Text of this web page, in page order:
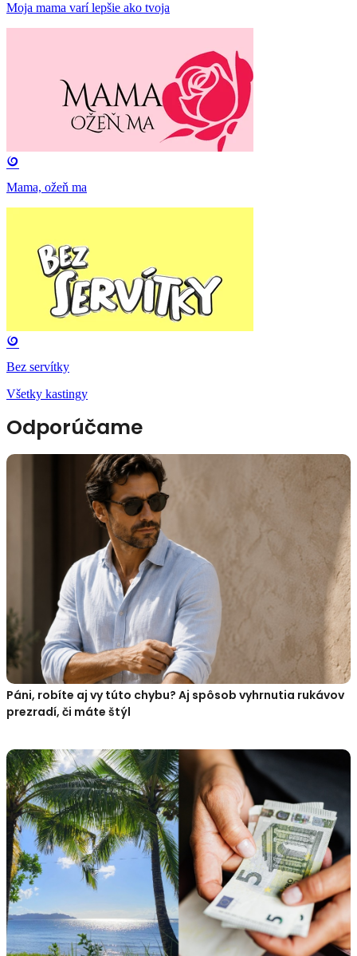
Moja mama varí lepšie ako tvoja
Mama, ožeň ma
Bez servítky
Všetky kastingy
Odporúčame
Páni, robíte aj vy túto chybu? Aj spôsob vyhrnutia rukávov
prezradí, či máte štýl